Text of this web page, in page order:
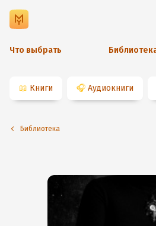
Что выбрать
📖 Книги 🎧 Аудиокниги
Библиотека